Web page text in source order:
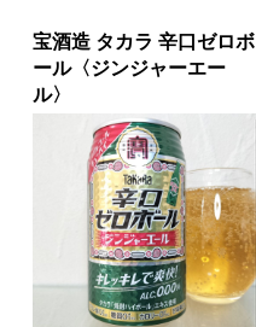
宝酒造 タカラ 辛口ゼロボ
ール〈ジンジャーエー
ル〉